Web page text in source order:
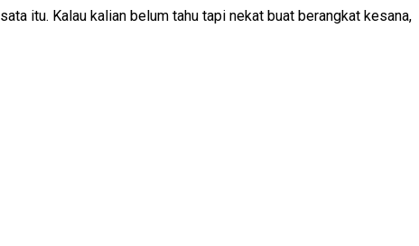
itu. Kalau kalian belum tahu tapi nekat buat berangkat kesana,